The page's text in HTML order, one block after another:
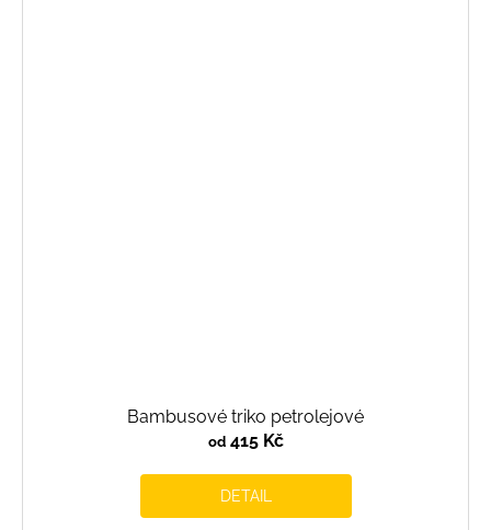
Bambusové triko petrolejové
od415 Kč
DETAIL